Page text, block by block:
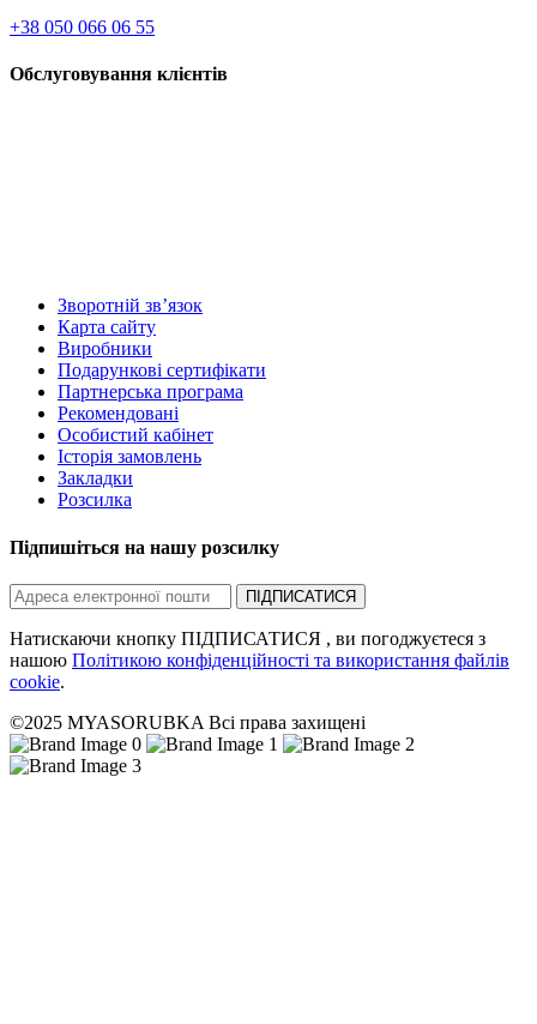
+38 050 066 06 55
Обслуговування клієнтів
Зворотній зв’язок
Карта сайту
Виробники
Подарункові сертифікати
Партнерська програма
Рекомендовані
Особистий кабінет
Історія замовлень
Закладки
Розсилка
Підпишіться на нашу розсилку
ПІДПИСАТИСЯ
Натискаючи кнопку ПІДПИСАТИСЯ , ви погоджуєтеся з
нашою Політикою конфіденційності та використання файлів
cookie.
©2025 MYASORUBKA Всі права захищені